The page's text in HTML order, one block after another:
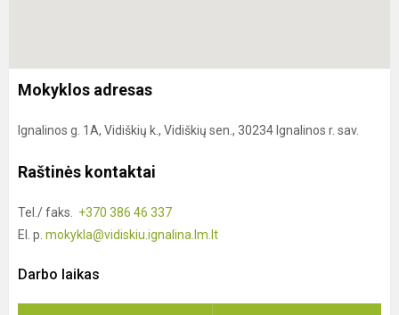
Mokyklos adresas
Ignalinos g. 1A, Vidiškių k., Vidiškių sen., 30234 Ignalinos r. sav.
Raštinės kontaktai
Tel./ faks.
+370 386 46 337
El. p. mokykla@vidiskiu.ignalina.lm.lt
Darbo laikas